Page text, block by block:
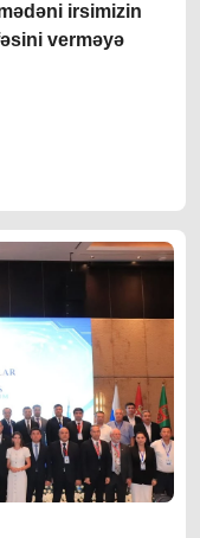
irsimizin
verməyə